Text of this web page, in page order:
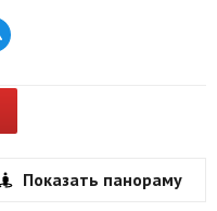
Показать панораму